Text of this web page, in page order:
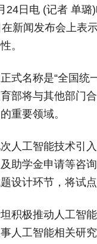
24日电 (记者 单
新闻发布会上表
。
式名称是“全国统
部将与其他部门
重要领域。
人工智能技术引
助学金申请等咨
设计环节，将试
积极推动人工智
人工智能相关研